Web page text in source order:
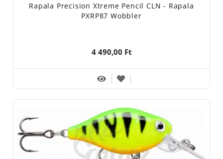
Rapala Precision Xtreme Pencil CLN - Rapala
PXRP87 Wobbler
4 490,00 Ft